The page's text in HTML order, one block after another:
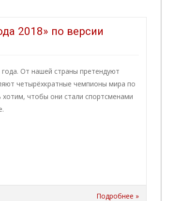
2018» по версии
От нашей страны претендуют
четырёхкратные чемпионы мира по
чтобы они стали спортсменами
Подробнее »